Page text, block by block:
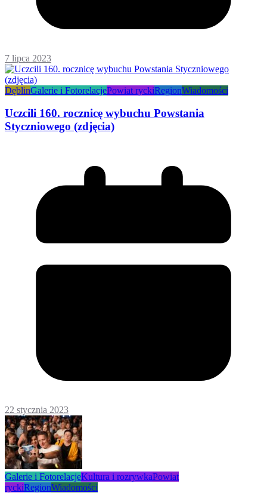
7 lipca 2023
DęblinGalerie i FotorelacjePowiat ryckiRegionWiadomości
Uczcili 160. rocznicę wybuchu Powstania
Styczniowego (zdjęcia)
22 stycznia 2023
Galerie i FotorelacjeKultura i rozrywkaPowiat
ryckiRegionWiadomości